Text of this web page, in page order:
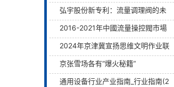
弘宇股份新专利：流量调理阀的未来已来过滤与调理两层护航！
2016-2021年中國流量操控閥市場远景及融資戰略咨詢報告
2024年京津冀宣扬思维文明作业联席会议在津举行
京张雪场各有“爆火秘籍”
通用设备行业产业指南_行业指南(2)_前瞻 - 前瞻网